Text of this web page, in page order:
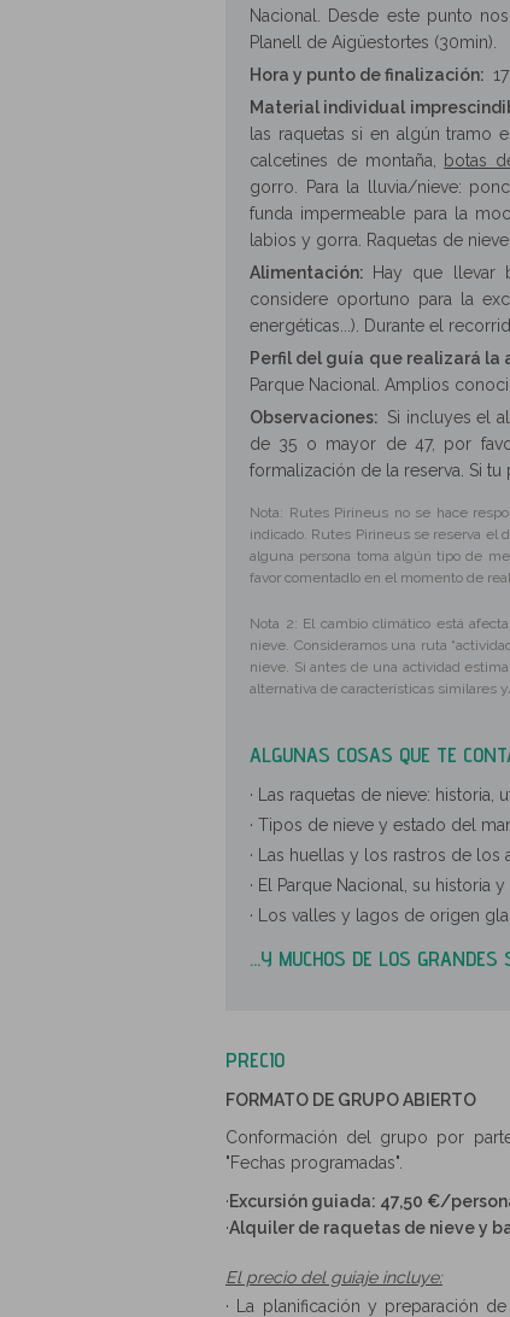
Nacional. Desde este punto
Planell de Aigüestortes (30min).
Hora y punto de finalización:
Material individual
las raquetas si en algún tramo
calcetines de montaña,
botas
gorro. Para la lluvia/nieve:
funda impermeable para la
labios y gorra. Raquetas de
Alimentación:
Hay que llevar
considere oportuno para la
energéticas...). Durante el
Perfil del guía que realizará la
Parque Nacional. Amplios
Observaciones: Si incluyes el
de 35 o mayor de 47, por
formalización de la reserva. Si
Nota: Rutes Pirineus no se hace
indicado. Rutes Pirineus se reserva el
alguna persona toma algún tipo de
favor comentadlo en el momento de
Nota 2: El cambio climático está
nieve. Consideramos una ruta
nieve. Si antes de una actividad
alternativa de características similares
ALGUNAS COSAS QUE TE
· Las raquetas de nieve: historia,
· Tipos de nieve y estado del
· Las huellas y los rastros de los
· El Parque Nacional, su historia
· Los valles y lagos de origen
...Y MUCHOS DE LOS GRANDES
PRECIO
FORMATO DE GRUPO ABIERTO
Conformación del grupo por
"Fechas programadas".
·Excursión guiada: 47,50 €/
·Alquiler de raquetas de nieve y
El precio del guiaje incluye:
· La planificación y preparación